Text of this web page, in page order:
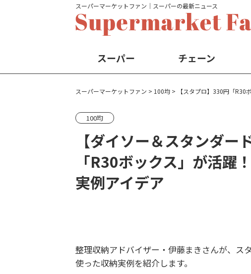
スーパーマーケットファン│スーパーの最新ニュース
スーパー チェーン
スーパーマーケットファン > 100均 > 【スタプロ】330円「R30
100均
【ダイソー＆スタンダ
「R30ボックス」が活
実例アイデア
整理収納アドバイザー・伊藤まきさんが、ス
使った収納実例を紹介します。